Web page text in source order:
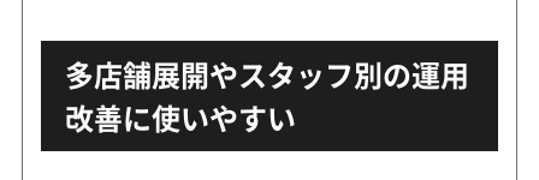
多店舗展開やスタッフ別の運用
改善に使いやすい